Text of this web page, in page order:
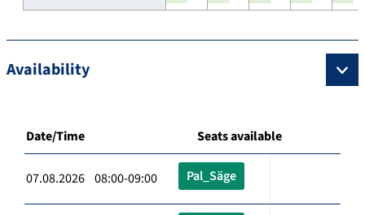
Availability
Date/Time Seats available
07.08.2026 08:00-09:00 Pal_Säge